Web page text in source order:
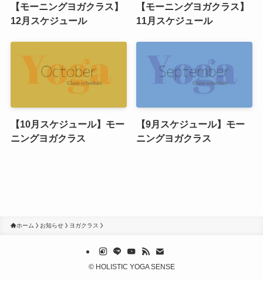
【モーニングヨガクラス】
12月スケジュール
【モーニングヨガクラス】
11月スケジュール
【10月スケジュール】モー
ニングヨガクラス
【9月スケジュール】モー
ニングヨガクラス
ホーム お知らせ ヨガクラス
©HOLISTIC YOGA SENSE